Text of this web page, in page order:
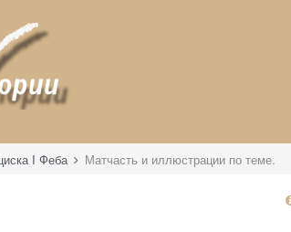
I Феба Матчасть и иллюстрации по теме.